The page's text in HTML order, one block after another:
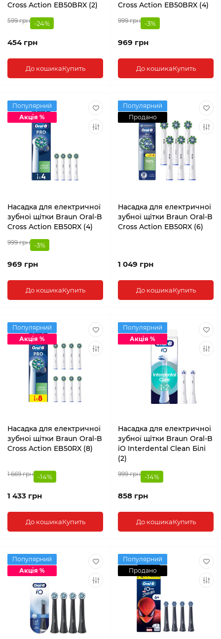
Cross Action EB50BRX (2)
599 грн -24%
454 грн
До кошикаКупить
Cross Action EB50BRX (4)
999 грн -3%
969 грн
До кошикаКупить
Популярний
Акція %
Насадка для електричної
зубної щітки Braun Oral-B
Cross Action EB50RX (4)
999 грн -3%
969 грн
До кошикаКупить
Популярний
Продано
Насадка для електричної
зубної щітки Braun Oral-B
Cross Action EB50RX (6)
1 049 грн
До кошикаКупить
Популярний
Акція %
Насадка для електричної
зубної щітки Braun Oral-B
Cross Action EB50RX (8)
1 669 грн -14%
1 433 грн
До кошикаКупить
Популярний
Акція %
Насадка для електричної
зубної щітки Braun Oral-B
iO Interdental Clean Білі
(2)
999 грн -14%
858 грн
До кошикаКупить
Популярний
Акція %
Популярний
Продано